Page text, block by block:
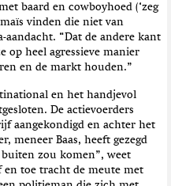
baard en cowboyhoed (‘zeg
vinden die niet van
aandacht. “Dat de andere kant
op heel agressieve manier
en de markt houden.”
en het handjevol
De actievoerders
aangekondigd en achter het
meneer Baas, heeft gezegd
zou komen”, weet
toe tracht de meute met